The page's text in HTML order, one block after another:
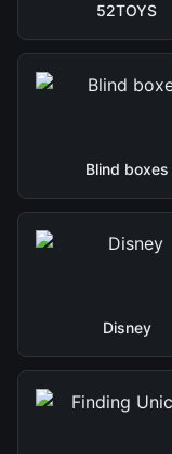
52TOYS
Blind boxes
Disney